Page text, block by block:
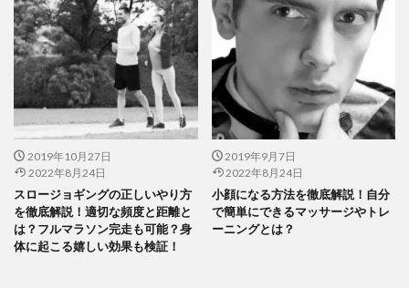
2019年10月27日
2022年8月24日
スロージョギングの正しいやり方
を徹底解説！適切な頻度と距離と
は？フルマラソン完走も可能？身
体に起こる嬉しい効果も検証！
2019年9月7日
2022年8月24日
小顔になる方法を徹底解説！自分
で簡単にできるマッサージやトレ
ーニングとは？